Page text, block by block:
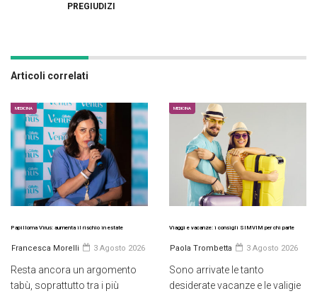
PREGIUDIZI
Articoli correlati
MEDICINA
Papilloma Virus: aumenta il rischio in estate
Francesca Morelli 3 Agosto 2026
Resta ancora un argomento
tabù, soprattutto tra i più
MEDICINA
Viaggi e vacanze: i consigli SIMVIM per chi parte
Paola Trombetta 3 Agosto 2026
Sono arrivate le tanto
desiderate vacanze e le valigie